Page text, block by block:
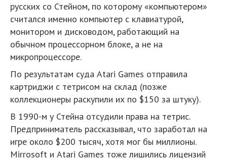
русских со Стейном, по которому «компьютером»
считался именно компьютер с клавиатурой,
монитором и дисководом, работающий на
обычном процессорном блоке, а не на
микропроцессоре.
По результатам суда Atari Games отправила
картриджи с тетрисом на склад (позже
коллекционеры раскупили их по $150 за штуку).
В 1990-м у Стейна отсудили права на тетрис.
Предприниматель рассказывал, что заработал на
игре около $200 тысяч, хотя мог бы миллионы.
Mirrosoft и Atari Games тоже лишились лицензий